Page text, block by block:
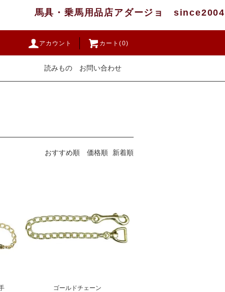
馬具・乗馬用品店アダージョ since2004
アカウント カート(0)
読みもの お問い合わせ
おすすめ順 価格順 新着順
ゴールドチェーン